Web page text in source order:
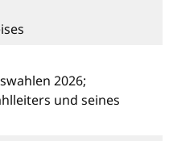
2026;
und seines